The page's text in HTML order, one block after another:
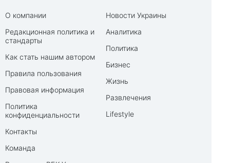
О компании
Редакционная политика и
стандарты
Как стать нашим автором
Правила пользования
Правовая информация
Политика
конфиденциальности
Контакты
Команда
Новости Украины
Аналитика
Политика
Бизнес
Жизнь
Развлечения
Lifestyle